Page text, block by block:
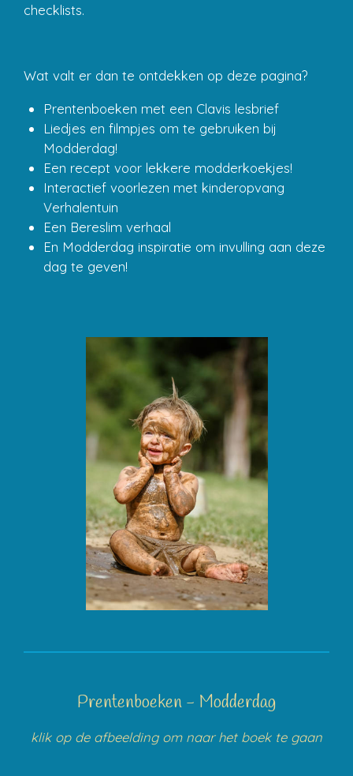
checklists.
Wat valt er dan te ontdekken op deze pagina?
Prentenboeken met een Clavis lesbrief
Liedjes en filmpjes om te gebruiken bij
Modderdag!
Een recept voor lekkere modderkoekjes!
Interactief voorlezen met kinderopvang
Verhalentuin
Een Bereslim verhaal
En Modderdag inspiratie om invulling aan deze
dag te geven!
Prentenboeken - Modderdag
klik op de afbeelding om naar het boek te gaan